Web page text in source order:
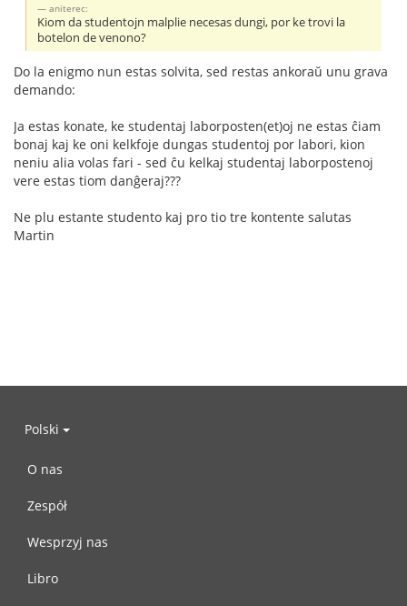
aniterec:
Kiom da studentojn malplie necesas dungi, por ke trovi la
botelon de venono?
Do la enigmo nun estas solvita, sed restas ankoraŭ unu grava
demando:
Ja estas konate, ke studentaj laborposten(et)oj ne estas ĉiam
bonaj kaj ke oni kelkfoje dungas studentoj por labori, kion
neniu alia volas fari - sed ĉu kelkaj studentaj laborpostenoj
vere estas tiom danĝeraj???
Ne plu estante studento kaj pro tio tre kontente salutas
Martin
Polski
O nas
Zespół
Wesprzyj nas
Libro